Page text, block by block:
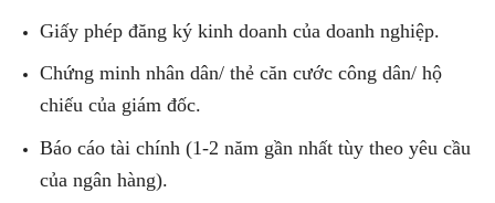
Giấy phép đăng ký kinh doanh của doanh nghiệp.
Chứng minh nhân dân/ thẻ căn cước công dân/ hộ
chiếu của giám đốc.
Báo cáo tài chính (1-2 năm gần nhất tùy theo yêu cầu
của ngân hàng).